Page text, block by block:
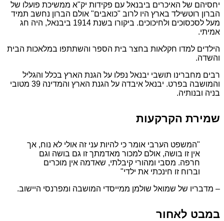
יחסיהם של האיכרים ביבנאל עם פקידות יק"א ממשיכת פועלו של
הברון רוטשילד בארץ היו לרוב "כואבים" אולם הברון נחשב תמיד
מעל לסכסוכים ולחיכוכים. ביקורו בשנת 1914 ביבנאל, היה חג
אמיתי.
הילדים למדו חקלאות בחצר בית הספר והשתתפו במלאכות הבית
והשדה.
רבים מחברינו תושבי יבנאל נפלו על הגנת הארץ בכלל והגליל
והמושבה בפרט. יבנאל איבדה על הגנת הארץ והמדינה 39 מטובי
בניה ובנותיה.
שמירת הקרקעות
"המשפט הערבי אומר כי להיות עני זה אולי לא נוח, אך
אין זו בושה, אולם למכור מאדמתך זו גם בושה וגם
חרפה. מסבי ומהורי קיבלתי, שאדמה אין מוכרים
וברוח זו חינכתי את ילדי"
– מדבריו של שמואל שולמן ממייסדי המושבה ומפרנסי היישוב.
במבט לאחור